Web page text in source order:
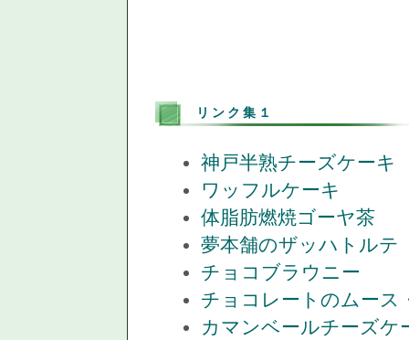
リンク集１
神戸半熟チーズケーキ
ワッフルケーキ
体脂肪燃焼ゴーヤ茶
夢本舗のザッハトルテ
チョコブラウニー
チョコレートのムース
カマンベールチーズケ